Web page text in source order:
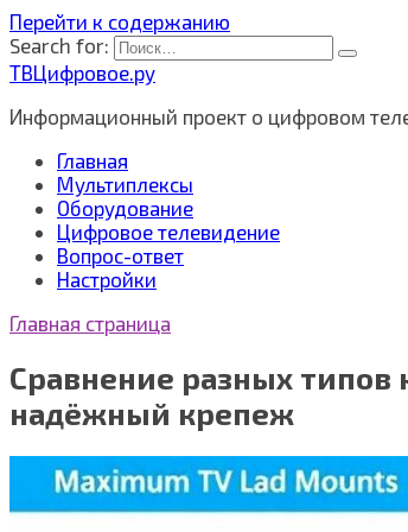
Перейти к содержанию
Search for:
ТВЦифровое.ру
Информационный проект о цифровом
Главная
Мультиплексы
Оборудование
Цифровое телевидение
Вопрос-ответ
Настройки
Главная страница
Сравнение разных
надёжный крепеж